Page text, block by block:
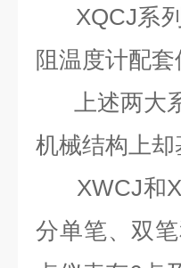
XQCJ系列
阻温度计配
上述两大系
机械结构上
XWCJ和
分单笔、双